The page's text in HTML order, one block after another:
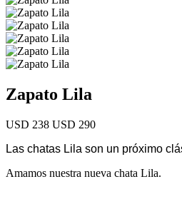
Zapato Lila
USD 238 USD 290
Las chatas Lila son un próximo
Amamos nuestra nueva chata Lila.